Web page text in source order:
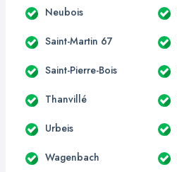
Neubois
Saint-Martin 67
Saint-Pierre-Bois
Thanvillé
Urbeis
Wagenbach